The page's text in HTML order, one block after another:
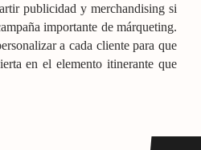
publicidad y merchandising si
importante de márqueting.
a cada cliente para que
en el elemento itinerante que